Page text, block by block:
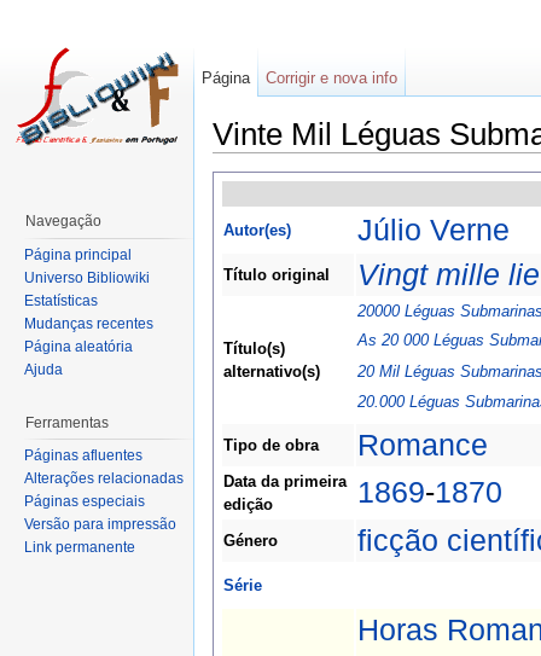
Vinte Mil Léguas
Autor(es) Júlio Verne
Título original Vingt mille
Título(s)
alternativo(s)
20000 Léguas
As 20 000 Léguas
20 Mil Léguas
20.000 Léguas
Tipo de obra Romance
Data da primeira
edição
1869-1870
Género ficção
Série
Horas
Página Corrigir e nova info
Navegação
Página principal
Universo Bibliowiki
Estatísticas
Mudanças recentes
Página aleatória
Ajuda
Ferramentas
Páginas afluentes
Alterações relacionadas
Páginas especiais
Versão para impressão
Link permanente